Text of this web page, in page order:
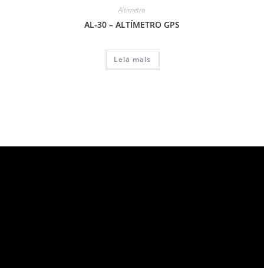
Altimetro
AL-30 – ALTÍMETRO GPS
Leia mais